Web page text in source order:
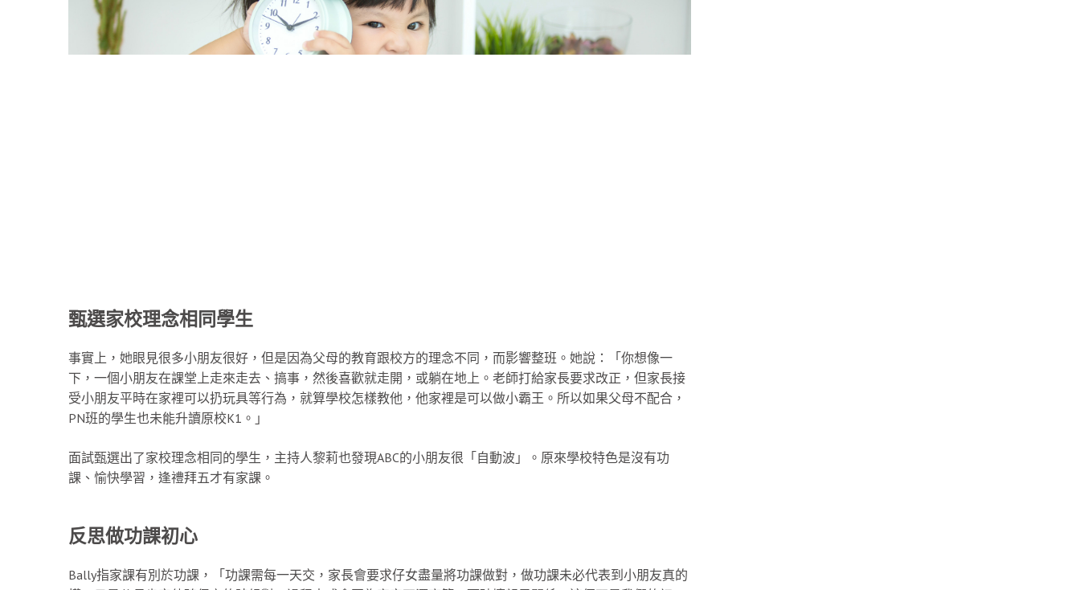
甄選家校理念相同學生
事實上，她眼見很多小朋友很好，但是因為父母的教育跟校方的理念不同，而影響整班。她說：「你想像一
下，一個小朋友在課堂上走來走去、搞事，然後喜歡就走開，或躺在地上。老師打給家長要求改正，但家長接
受小朋友平時在家裡可以扔玩具等行為，就算學校怎樣教他，他家裡是可以做小霸王。所以如果父母不配合，
PN班的學生也未能升讀原校K1。」
面試甄選出了家校理念相同的學生，主持人黎莉也發現ABC的小朋友很「自動波」。原來學校特色是沒有功
課、愉快學習，逢禮拜五才有家課。
反思做功課初心
Bally指家課有別於功課，「功課需每一天交，家長會要求仔女盡量將功課做對，做功課未必代表到小朋友真的